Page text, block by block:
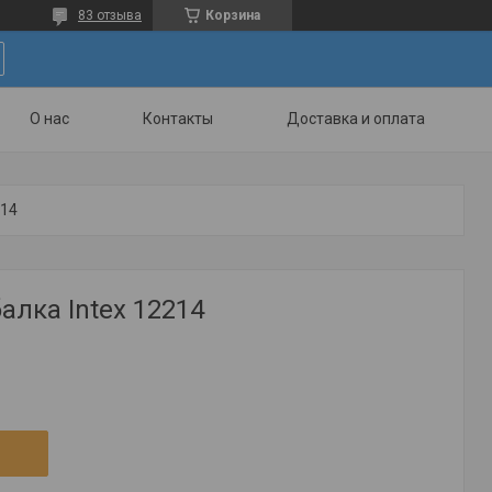
Корзина
83 отзыва
О нас Контакты Доставка и оплата
Intex 12214